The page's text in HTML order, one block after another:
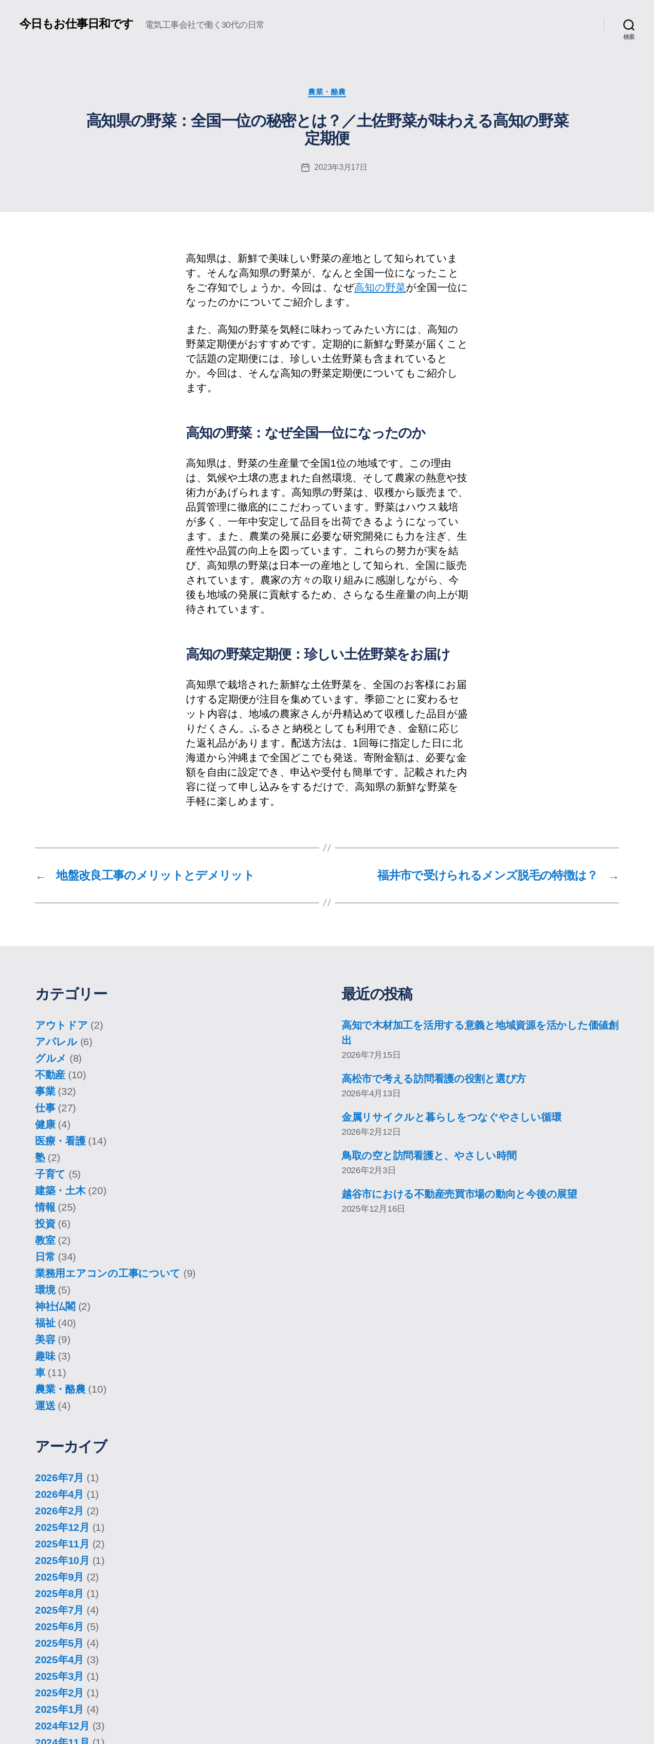
今日もお仕事日和です 電気工事会社で働く30代の日常
検索
カ
テ
リ
ー
農業・酪農
高知県の野菜：全国一位の秘密とは？／土佐野菜が味わえる高知の野菜
定期便
投
2023年3月17日
高知県は、新鮮で美味しい野菜の産地として知られていま
す。そんな高知県の野菜が、なんと全国一位になったこと
をご存知でしょうか。今回は、なぜ高知の野菜が全国一位に
なったのかについてご紹介します。
また、高知の野菜を気軽に味わってみたい方には、高知の
野菜定期便がおすすめです。定期的に新鮮な野菜が届くこと
で話題の定期便には、珍しい土佐野菜も含まれていると
か。今回は、そんな高知の野菜定期便についてもご紹介し
ます。
高知の野菜：なぜ全国一位になったのか
高知県は、野菜の生産量で全国1位の地域です。この理由
は、気候や土壌の恵まれた自然環境、そして農家の熱意や技
術力があげられます。高知県の野菜は、収穫から販売まで、
品質管理に徹底的にこだわっています。野菜はハウス栽培
が多く、一年中安定して品目を出荷できるようになってい
ます。また、農業の発展に必要な研究開発にも力を注ぎ、生
産性や品質の向上を図っています。これらの努力が実を結
び、高知県の野菜は日本一の産地として知られ、全国に販売
されています。農家の方々の取り組みに感謝しながら、今
後も地域の発展に貢献するため、さらなる生産量の向上が期
待されています。
高知の野菜定期便：珍しい土佐野菜をお届け
高知県で栽培された新鮮な土佐野菜を、全国のお客様にお届
けする定期便が注目を集めています。季節ごとに変わるセ
ット内容は、地域の農家さんが丹精込めて収穫した品目が盛
りだくさん。ふるさと納税としても利用でき、金額に応じ
た返礼品があります。配送方法は、1回毎に指定した日に北
海道から沖縄まで全国どこでも発送。寄附金額は、必要な金
額を自由に設定でき、申込や受付も簡単です。記載された内
容に従って申し込みをするだけで、高知県の新鮮な野菜を
手軽に楽しめます。
← 地盤改良工事のメリットとデメリット →
福井市で受けられるメンズ脱毛の特徴は？
カテゴリー
アウトドア (2)
アパレル(6)
グルメ (8)
不動産 (10)
事業(32)
仕事(27)
健康(4)
医療・看護(14)
塾(2)
子育て (5)
建築・土木(20)
情報 (25)
投資(6)
教室(2)
日常 (34)
業務用エアコンの工事について (9)
環境(5)
神社仏閣 (2)
福祉(40)
美容(9)
趣味(3)
車(11)
農業・酪農 (10)
運送 (4)
アーカイブ
2026年7月 (1)
2026年4月 (1)
2026年2月 (2)
2025年12月 (1)
2025年11月 (2)
2025年10月 (1)
2025年9月 (2)
2025年8月 (1)
2025年7月 (4)
2025年6月 (5)
2025年5月 (4)
2025年4月 (3)
2025年3月 (1)
2025年2月 (1)
2025年1月 (4)
2024年12月 (3)
最近の投稿
高知で木材加工を活用する意義と地域資源を活かした価値創
出
2026年7月15日
高松市で考える訪問看護の役割と選び方
2026年4月13日
金属リサイクルと暮らしをつなぐやさしい循環
2026年2月12日
鳥取の空と訪問看護と、やさしい時間
2026年2月3日
越谷市における不動産売買市場の動向と今後の展望
2025年12月16日